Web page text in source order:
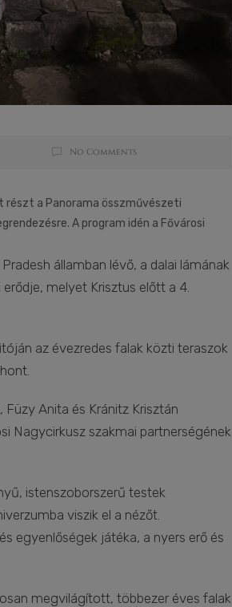
No Comments
részt a Panorama összművészeti
A program idén a Fővárosi
államban lévő, a dalai lámának
melyet Krisztus előtt a 4.
az évezredes falak közti teraszok
Anita és Kránitz Krisztán
Nagycirkusz szakmai partnerségének
istenszoborszerű testek
viszik el a nézőt.
egyenlőségek játéka, a nyers erő és
megvilágított, többezer éves falak